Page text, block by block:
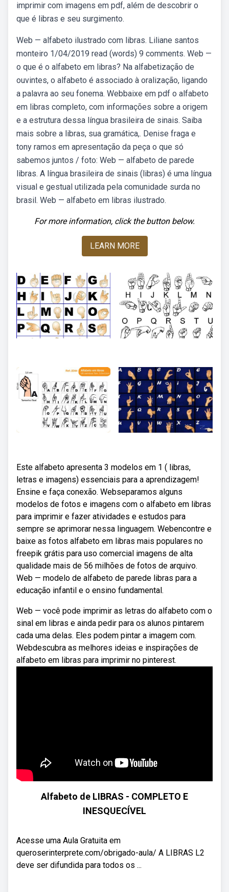
imprimir com imagens em pdf, além de descobrir o
que é libras e seu surgimento.
Web — alfabeto ilustrado com libras. Liliane santos
monteiro 1/04/2019 read (words) 9 comments. Web —
o que é o alfabeto em libras? Na alfabetização de
ouvintes, o alfabeto é associado à oralização, ligando
a palavra ao seu fonema. Webbaixe em pdf o alfabeto
em libras completo, com informações sobre a origem
e a estrutura dessa língua brasileira de sinais. Saiba
mais sobre a libras, sua gramática,. Denise fraga e
tony ramos em apresentação da peça o que só
sabemos juntos / foto: Web — alfabeto de parede
libras. A língua brasileira de sinais (libras) é uma língua
visual e gestual utilizada pela comunidade surda no
brasil. Web — alfabeto em libras ilustrado.
For more information, click the button below.
LEARN MORE
Este alfabeto apresenta 3 modelos em 1 ( libras,
letras e imagens) essenciais para a aprendizagem!
Ensine e faça conexão. Webseparamos alguns
modelos de fotos e imagens com o alfabeto em libras
para imprimir e fazer atividades e estudos para
sempre se aprimorar nessa linguagem. Webencontre e
baixe as fotos alfabeto em libras mais populares no
freepik grátis para uso comercial imagens de alta
qualidade mais de 56 milhões de fotos de arquivo.
Web — modelo de alfabeto de parede libras para a
educação infantil e o ensino fundamental.
Web — você pode imprimir as letras do alfabeto com o
sinal em libras e ainda pedir para os alunos pintarem
cada uma delas. Eles podem pintar a imagem com.
Webdescubra as melhores ideias e inspirações de
alfabeto em libras para imprimir no pinterest.
Alfabeto de LIBRAS - COMPLETO E
INESQUECÍVEL
Acesse uma Aula Gratuita em
queroserinterprete.com/obrigado-aula/ A LIBRAS L2
deve ser difundida para todos os ...